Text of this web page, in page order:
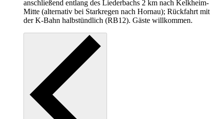
anschließend entlang des Liederbachs 2 km nach Kelkheim-
Mitte (alternativ bei Starkregen nach Hornau); Rückfahrt mit
der K-Bahn halbstündlich (RB12). Gäste willkommen.